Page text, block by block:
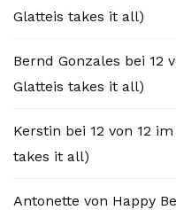
Glatteis takes it all)
Bernd Gonzales bei 12
Glatteis takes it all)
Kerstin bei 12 von 12
takes it all)
Antonette von Happy